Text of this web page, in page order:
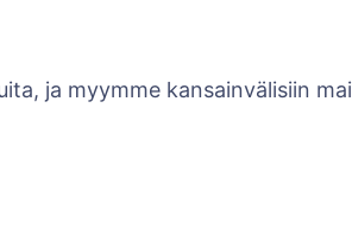
ja myymme kansainvälisiin